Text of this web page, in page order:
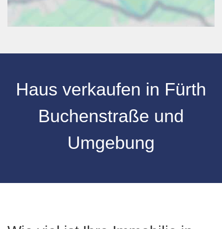
Haus verkaufen in Fürth
Buchenstraße und
Umgebung